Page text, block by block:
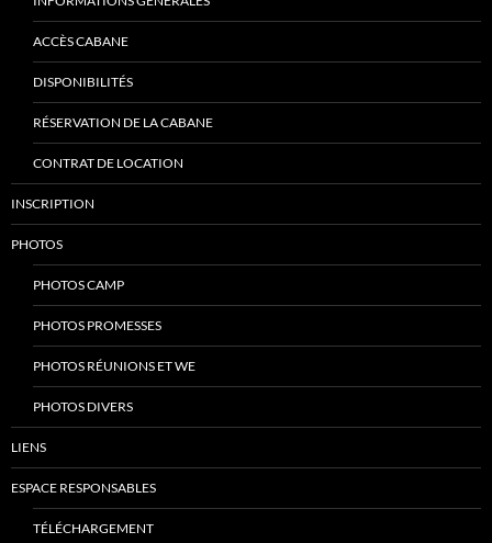
ACCÈS CABANE
DISPONIBILITÉS
RÉSERVATION DE LA CABANE
CONTRAT DE LOCATION
INSCRIPTION
PHOTOS
PHOTOS CAMP
PHOTOS PROMESSES
PHOTOS RÉUNIONS ET WE
PHOTOS DIVERS
LIENS
ESPACE RESPONSABLES
TÉLÉCHARGEMENT